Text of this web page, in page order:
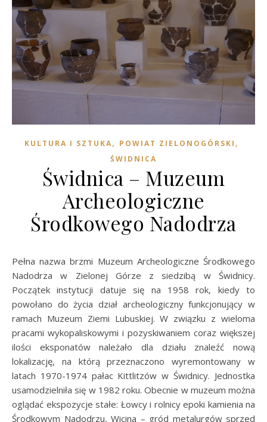
KULTURA I SZTUKA, POWIAT ZIELONOGÓRSKI ,
ŚWIDNICA
Świdnica – Muzeum
Archeologiczne
Środkowego Nadodrza
Pełna nazwa brzmi Muzeum Archeologiczne Środkowego
Nadodrza w Zielonej Górze z siedzibą w Świdnicy.
Początek instytucji datuje się na 1958 rok, kiedy to
powołano do życia dział archeologiczny funkcjonujący w
ramach Muzeum Ziemi Lubuskiej. W związku z wieloma
pracami wykopaliskowymi i pozyskiwaniem coraz większej
ilości eksponatów należało dla działu znaleźć nową
lokalizację, na którą przeznaczono wyremontowany w
latach 1970-1974 pałac Kittlitzów w Świdnicy. Jednostka
usamodzielniła się w 1982 roku. Obecnie w muzeum można
oglądać ekspozycje stałe: Łowcy i rolnicy epoki kamienia na
Środkowym Nadodrzu, Wicina – gród metalurgów sprzed